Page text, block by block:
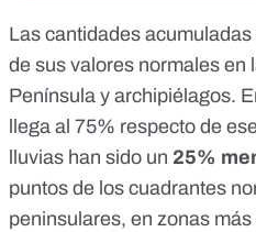
Las cantidades
de sus valores normales en
Península y archipiélagos.
llega al 75% respecto de
lluvias han sido un 25%
puntos de los cuadrantes
peninsulares, en zonas